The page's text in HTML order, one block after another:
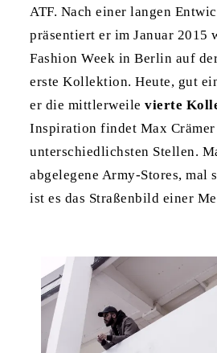
ATF. Nach einer langen
präsentiert er im Januar 2015
Fashion Week in Berlin auf
erste Kollektion. Heute, gut
er die mittlerweilevierte
Inspiration findet Max Crämer
unterschiedlichsten Stellen.
abgelegene Army-Stores, mal
ist es das Straßenbild einer